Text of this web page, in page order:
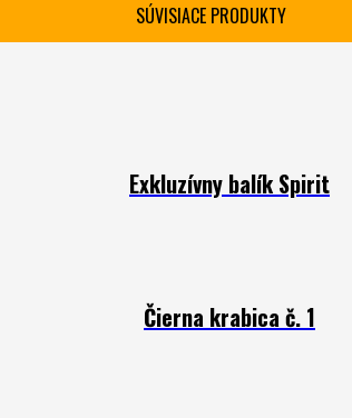
SÚVISIACE PRODUKTY
Exkluzívny balík Spirit
Čierna krabica č. 1